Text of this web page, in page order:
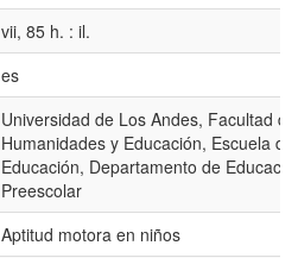
vii, 85 h. : il.
es
Universidad de Los Andes, Facultad de
Humanidades y Educación, Escuela de
Educación, Departamento de
Preescolar
Aptitud motora en niños